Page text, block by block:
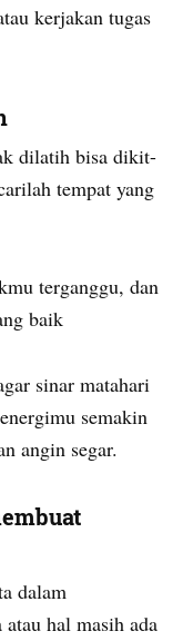
kerjakan tugas
dilatih bisa dikit-
tempat yang
terganggu, dan
baik
sinar matahari
semakin
angin segar.
dalam
hal masih ada